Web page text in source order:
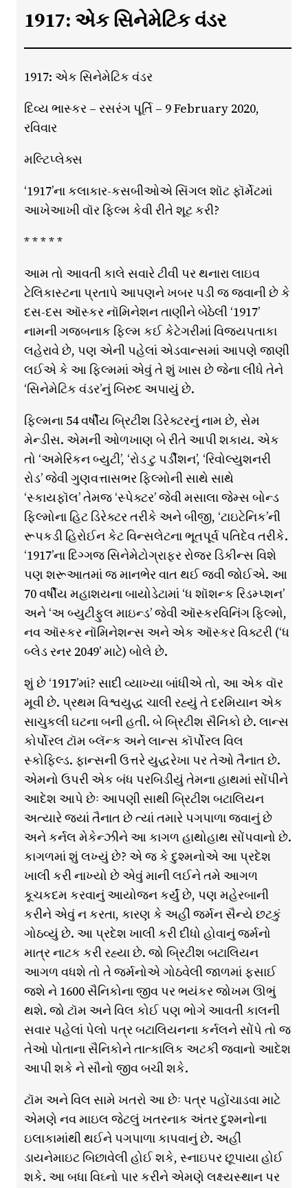
1917: એક સિનેમેટિક વંડર
1917: એક સિનેમેટિક વંડર
દિવ્ય ભાસ્કર – રસરંગ પૂર્તિ – 9 February 2020,
રવિવાર
મલ્ટિપ્લેક્સ
‘1917’ના કલાકાર-કસબીઓએ સિંગલ શૉટ ફૉર્મેટમાં
આખેઆખી વૉર ફિલ્મ કેવી રીતે શૂટ કરી?
* * * * *
આમ તો આવતી કાલે સવારે ટીવી પર થનારા લાઇવ
ટેલિકાસ્ટના પ્રતાપે આપણને ખબર પડી જ જવાની છે કે
દસ-દસ ઑસ્કર નૉમિનેશન તાણીને બેઠેલી ‘1917’
નામની ગજબનાક ફિલ્મ કઈ કેટેગરીમાં વિજયપતાકા
લહેરાવે છે, પણ એની પહેલાં એડવાન્સમાં આપણે જાણી
લઈએ કે આ ફિલ્મમાં એવું તે શું ખાસ છે જેના લીધે તેને
‘સિનેમેટિક વંડર’નું બિરુદ અપાયું છે.
ફિલ્મના 54 વર્ષીય બ્રિટીશ ડિરેક્ટરનું નામ છે, સેમ
મેન્ડીસ. એમની ઓળખાણ બે રીતે આપી શકાય. એક
તો ‘અમેરિકન બ્યુટી’, ‘રોડ ટુ પર્ડીશન’, ‘રિવોલ્યુશનરી
રોડ’ જેવી ગુણવત્તાસભર ફિલ્મોની સાથે સાથે
‘સ્કાયફૉલ’ તેમજ ‘સ્પેક્ટર’ જેવી મસાલા જેમ્સ બોન્ડ
ફિલ્મોના હિટ ડિરેક્ટર તરીકે અને બીજી, ‘ટાઇટેનિક’ની
રૂપકડી હિરોઈન કેટ વિન્સલેટના ભૂતપૂર્વ પતિદેવ તરીકે.
‘1917’ના દિગ્ગજ સિનેમેટોગ્રાફર રોજર ડિકીન્સ વિશે
પણ શરૂઆતમાં જ માનભેર વાત થઈ જવી જોઈએ. આ
70 વર્ષીય મહાશયના બાયોડેટામાં ‘ધ શૉશન્ક રિડમ્પ્શન’
અને ‘અ બ્યુટીફુલ માઇન્ડ’ જેવી ઑસ્કરવિનિંગ ફિલ્મો,
નવ ઑસ્કર નૉમિનેશન્સ અને એક ઑસ્કર વિક્ટરી (‘ધ
બ્લેડ રનર 2049’ માટે) બોલે છે.
શું છે ‘1917’માં? સાદી વ્યાખ્યા બાંધીએ તો, આ એક વૉર
મૂવી છે. પ્રથમ વિશ્વયુદ્ધ ચાલી રહ્યું તે દરમિયાન એક
સાચુકલી ઘટના બની હતી. બે બ્રિટીશ સૈનિકો છે. લાન્સ
કોર્પોરલ ટૉમ બ્લૅન્ક અને લાન્સ કૉર્પોરલ વિલ
સ્કોફિલ્ડ. ફાન્સની ઉત્તરે યુદ્ધરેખા પર તેઓ તૈનાત છે.
એમનો ઉપરી એક બંધ પરબિડીયું તેમના હાથમાં સોંપીને
આદેશ આપે છેઃ આપણી સાથી બ્રિટીશ બટાલિયન
અત્યારે જ્યાં તૈનાત છે ત્યાં તમારે પગપાળા જવાનું છે
અને કર્નલ મેકેન્ઝીને આ કાગળ હાથોહાથ સોંપવાનો છે.
કાગળમાં શું લખ્યું છે? એ જ કે દુશ્મનોએ આ પ્રદેશ
ખાલી કરી નાખ્યો છે એવું માની લઈને તમે આગળ
કૂચકદમ કરવાનું આયોજન કર્યું છે, પણ મહેરબાની
કરીને એવું ન કરતા, કારણ કે અહીં જર્મન સૈન્યે છટકું
ગોઠવ્યું છે. આ પ્રદેશ ખાલી કરી દીધો હોવાનું જર્મનો
માત્ર નાટક કરી રહ્યા છે. જો બ્રિટીશ બટાલિયન
આગળ વધશે તો તે જર્મનોએ ગોઠવેલી જાળમાં ફસાઈ
જશે ને 1600 સૈનિકોના જીવ પર ભયંકર જોખમ ઊભું
થશે. જો ટૉમ અને વિલ કોઈ પણ ભોગે આવતી કાલની
સવાર પહેલાં પેલો પત્ર બટાલિયનના કર્નલને સોંપે તો જ
તેઓ પોતાના સૈનિકોને તાત્કાલિક અટકી જવાનો આદેશ
આપી શકે ને સૌનો જીવ બચી શકે.
ટૉમ અને વિલ સામે ખતરો આ છેઃ પત્ર પહોંચાડવા માટે
એમણે નવ માઇલ જેટલું ખતરનાક અંતર દુશ્મનોના
ઇલાકામાંથી થઈને પગપાળા કાપવાનું છે. અહીં
ડાયનેમાઇટ બિછાવેલી હોઈ શકે, સ્નાઇપર છૂપાયા હોઈ
શકે. આ બધા વિઘ્નો પાર કરીને એમણે લક્ષ્યસ્થાન પર